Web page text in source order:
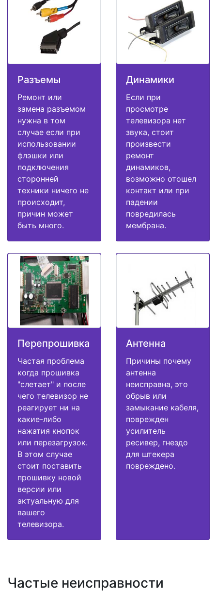
Разъемы
Ремонт или
замена разъемом
нужна в том
случае если при
использовании
флэшки или
подключения
сторонней
техники ничего не
происходит,
причин может
быть много.
Динамики
Если при
просмотре
телевизора нет
звука, стоит
произвести
ремонт
динамиков,
возможно отошел
контакт или при
падении
повредилась
мембрана.
Перепрошивка
Частая проблема
когда прошивка
"слетает" и после
чего телевизор не
реагирует ни на
какие-либо
нажатия кнопок
или перезагрузок.
В этом случае
стоит поставить
прошивку новой
версии или
актуальную для
вашего
телевизора.
Антенна
Причины почему
антенна
неисправна, это
обрыв или
замыкание кабеля,
поврежден
усилитель
ресивер, гнездо
для штекера
повреждено.
Частые неисправности